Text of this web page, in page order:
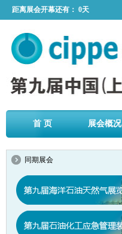
距离展会开幕还有： 0天
首 页 展会概况
同期展会